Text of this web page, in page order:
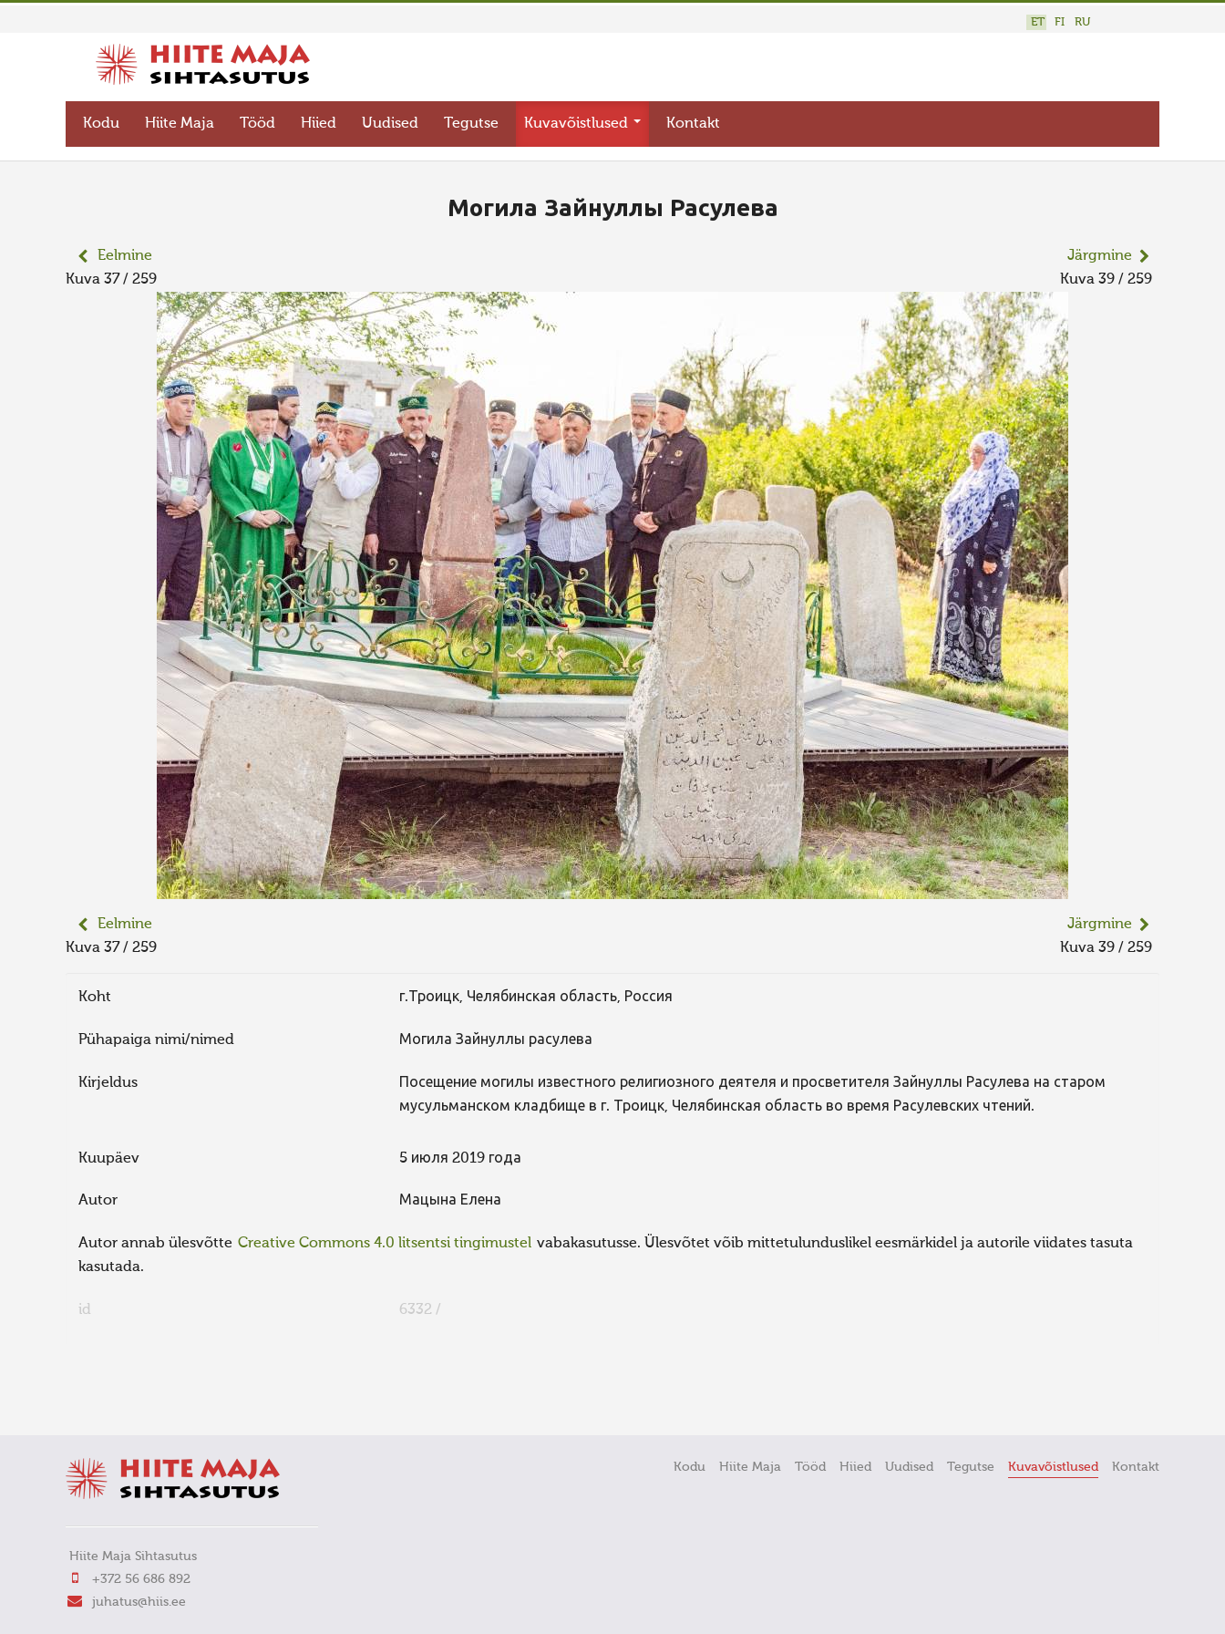
ET FI RU
Kodu Hiite Maja Tööd Hiied Uudised Tegutse Kuvavõistlused Kontakt
Могила Зайнуллы Расулева
Eelmine
Kuva 37 / 259
Järgmine
Kuva 39 / 259
Eelmine
Kuva 37 / 259
Järgmine
Kuva 39 / 259
Koht г.Троицк, Челябинская область, Россия
Pühapaiga nimi/nimed Могила Зайнуллы расулева
Kirjeldus
Посещение могилы известного религиозного деятеля и просветителя Зайнуллы Расулева на старом
мусульманском кладбище в г. Троицк, Челябинская область во время Расулевских чтений.
Kuupäev 5 июля 2019 года
Autor Мацына Елена
Autor annab ülesvõtte Creative Commons 4.0 litsentsi tingimustel vabakasutusse. Ülesvõtet võib mittetulunduslikel eesmärkidel ja autorile viidates tasuta
kasutada.
id 6332 /
Hiite Maja Sihtasutus
+372 56 686 892
juhatus@hiis.ee
Kodu Hiite Maja Tööd Hiied Uudised Tegutse Kuvavõistlused Kontakt